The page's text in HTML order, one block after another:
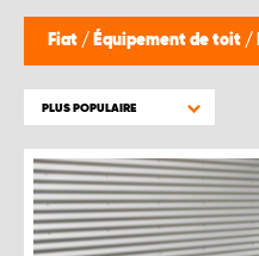
Fiat / Équipement de toit /
PLUS POPULAIRE